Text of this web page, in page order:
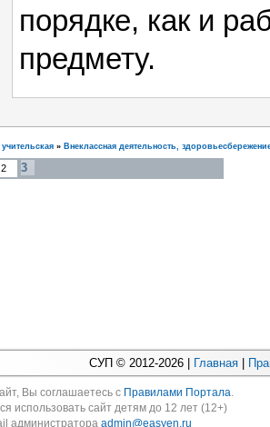
порядке, как и
предмету.
» Внеклассная деятельность,
2 3
СУП © 2012-2026 | Главная
Вы соглашаетесь с Правилами Портала.
использовать сайт детям до 12 лет (12+)
администратораadmin@easyen.ru